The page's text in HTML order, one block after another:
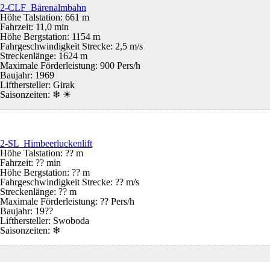
2-CLF Bärenalmbahn
Höhe Talstation: 661 m
Fahrzeit: 11,0 min
Höhe Bergstation: 1154 m
Fahrgeschwindigkeit Strecke: 2,5 m/s
Streckenlänge: 1624 m
Maximale Förderleistung: 900 Pers/h
Baujahr: 1969
Lifthersteller: Girak
Saisonzeiten: ❄ ☀
2-SL Himbeerluckenlift
Höhe Talstation: ?? m
Fahrzeit: ?? min
Höhe Bergstation: ?? m
Fahrgeschwindigkeit Strecke: ?? m/s
Streckenlänge: ?? m
Maximale Förderleistung: ?? Pers/h
Baujahr: 19??
Lifthersteller: Swoboda
Saisonzeiten: ❄